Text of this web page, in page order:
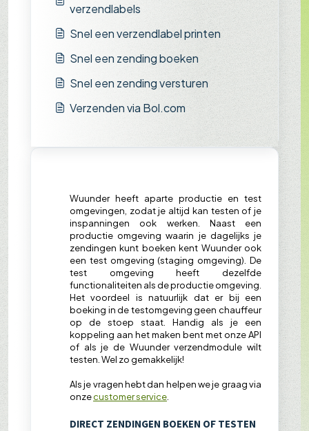
verzendlabels
Snel een verzendlabel printen
Snel een zending boeken
Snel een zending versturen
Verzenden via Bol.com
Wuunder heeft aparte productie en test
omgevingen, zodat je altijd kan testen of je
inspanningen ook werken. Naast een
productie omgeving waarin je dagelijks je
zendingen kunt boeken kent Wuunder ook
een test omgeving (staging omgeving). De
test omgeving heeft dezelfde
functionaliteiten als de productie omgeving.
Het voordeel is natuurlijk dat er bij een
boeking in de testomgeving geen chauffeur
op de stoep staat. Handig als je een
koppeling aan het maken bent met onze API
of als je de Wuunder verzendmodule wilt
testen. Wel zo gemakkelijk!
Als je vragen hebt dan helpen we je graag via
onzecustomer service
DIRECT ZENDINGEN BOEKEN OF TESTEN